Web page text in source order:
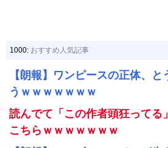
1000: おすすめ人気記事
【朗報】ワンピースの正体、
うｗｗｗｗｗｗｗ
読んでて「この作者頭狂ってる
こちらｗｗｗｗｗｗｗ